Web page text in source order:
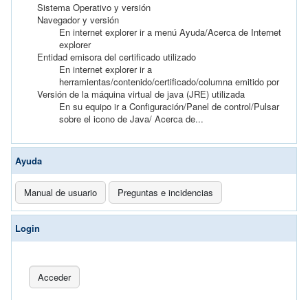
Sistema Operativo y versión
Navegador y versión
En internet explorer ir a menú Ayuda/Acerca de Internet
explorer
Entidad emisora del certificado utilizado
En internet explorer ir a
herramientas/contenido/certificado/columna emitido por
Versión de la máquina virtual de java (JRE) utilizada
En su equipo ir a Configuración/Panel de control/Pulsar
sobre el icono de Java/ Acerca de...
Ayuda
Manual de usuario Preguntas e incidencias
Login